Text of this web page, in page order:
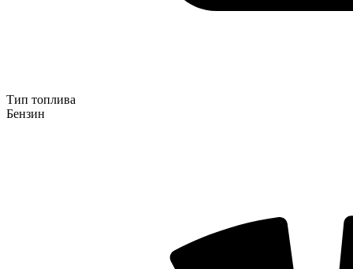
Тип топлива
Бензин